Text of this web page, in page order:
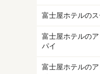
富士屋ホテルの
富士屋ホテルの
パイ
富士屋ホテルの